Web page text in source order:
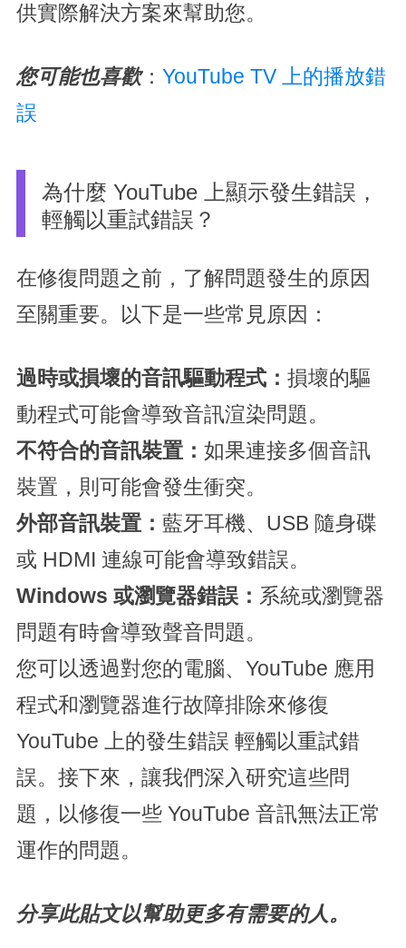
供實際解決方案來幫助您。
您可能也喜歡： YouTube TV 上的播放錯
誤
為什麼 YouTube 上顯示發生錯誤，
輕觸以重試錯誤？
在修復問題之前，了解問題發生的原因
至關重要。以下是一些常見原因：
過時或損壞的音訊驅動程式： 損壞的驅
動程式可能會導致音訊渲染問題。
不符合的音訊裝置： 如果連接多個音訊
裝置，則可能會發生衝突。
外部音訊裝置： 藍牙耳機、USB 隨身碟
或 HDMI 連線可能會導致錯誤。
Windows 或瀏覽器錯誤： 系統或瀏覽器
問題有時會導致聲音問題。
您可以透過對您的電腦、YouTube 應用
程式和瀏覽器進行故障排除來修復
YouTube 上的發生錯誤 輕觸以重試錯
誤。接下來，讓我們深入研究這些問
題，以修復一些 YouTube 音訊無法正常
運作的問題。
分享此貼文以幫助更多有需要的人。